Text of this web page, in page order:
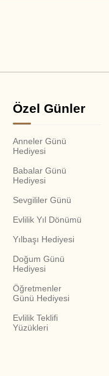
Özel Günler
Anneler Günü
Hediyesi
Babalar Günü
Hediyesi
Sevgililer Günü
Evlilik Yıl Dönümü
Yılbaşı Hediyesi
Doğum Günü
Hediyesi
Öğretmenler
Günü Hediyesi
Evlilik Teklifi
Yüzükleri